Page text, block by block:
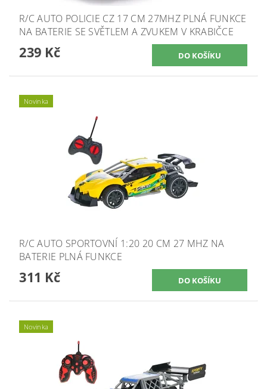
R/C AUTO POLICIE CZ 17 CM 27MHZ PLNÁ FUNKCE
NA BATERIE SE SVĚTLEM A ZVUKEM V KRABIČCE
239 Kč
Novinka
R/C AUTO SPORTOVNÍ 1:20 20 CM 27 MHZ NA
BATERIE PLNÁ FUNKCE
311 Kč
Novinka